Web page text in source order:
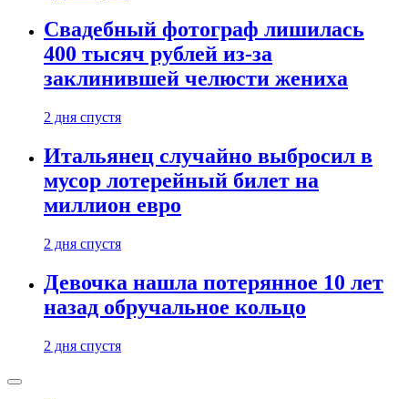
Свадебный фотограф лишилась
400 тысяч рублей из-за
заклинившей челюсти жениха
2 дня спустя
Итальянец случайно выбросил в
мусор лотерейный билет на
миллион евро
2 дня спустя
Девочка нашла потерянное 10 лет
назад обручальное кольцо
2 дня спустя